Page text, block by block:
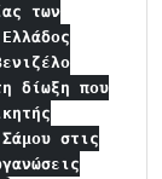
των
δίωξη που
στις